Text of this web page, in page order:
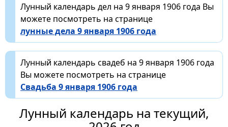
Лунный календарь дел на 9 января 1906 года Вы
можете посмотреть на странице
лунные дела 9 января 1906 года
Лунный календарь свадеб на 9 января 1906 года
Вы можете посмотреть на странице
Свадьба 9 января 1906 года
Лунный календарь на текущий,